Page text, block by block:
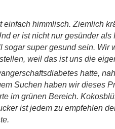
einfach himmlisch. Ziemlich
er ist nicht nur gesünder als
sogar super gesund sein. Wir
weil das ist uns die
hatte,
Suchen haben wir dieses
im grünen Bereich.
ist jedem zu empfehlen